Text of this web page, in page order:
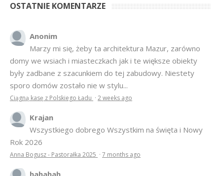
OSTATNIE KOMENTARZE
Anonim
Marzy mi się, żeby ta architektura Mazur, zarówno
domy we wsiach i miasteczkach jak i te większe obiekty
były zadbane z szacunkiem do tej zabudowy. Niestety
sporo domów zostało nie w stylu...
Ciągną kasę z Polskiego Ładu · 2 weeks ago
Krajan
Wszystkiego dobrego Wszystkim na święta i Nowy
Rok 2026
Anna Bogusz - Pastorałka 2025 · 7 months ago